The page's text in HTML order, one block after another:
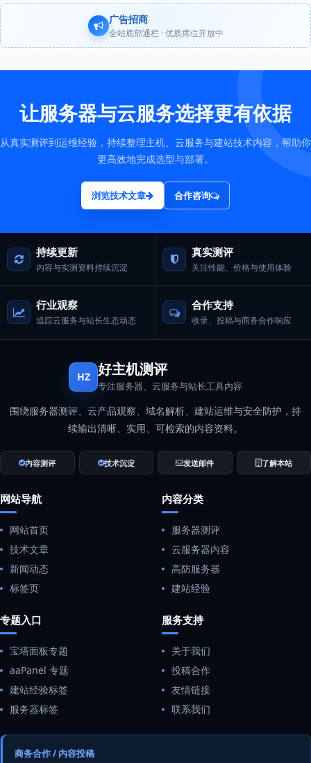
广告招商
全站底部通栏 · 优质席位开放中
让服务器与云服务选择更有依据
从真实测评到运维经验，持续整理主机、云服务与建站技术内容，帮助你
更高效地完成选型与部署。
浏览技术文章 合作咨询
持续更新
内容与实测资料持续沉淀
真实测评
关注性能、价格与使用体验
行业观察
追踪云服务与站长生态动态
合作支持
收录、投稿与商务合作响应
HZ 好主机测评
专注服务器、云服务与站长工具内容
围绕服务器测评、云产品观察、域名解析、建站运维与安全防护，持
续输出清晰、实用、可检索的内容资料。
内容测评 技术沉淀 发送邮件 了解本站
网站导航
网站首页
技术文章
新闻动态
标签页
内容分类
服务器测评
云服务器内容
高防服务器
建站经验
专题入口
宝塔面板专题
aaPanel 专题
建站经验标签
服务器标签
服务支持
关于我们
投稿合作
友情链接
联系我们
商务合作 / 内容投稿